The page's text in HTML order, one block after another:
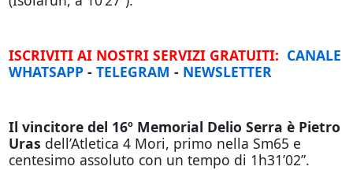
ISCRIVITI AI NOSTRI SERVIZI GRATUITI: CANALE
WHATSAPP- TELEGRAM - NEWSLETTER
Il vincitore del 16º Memorial Delio Serra è Pietro
Uras dell’Atletica 4 Mori, primo nella Sm65 e
centesimo assoluto con un tempo di 1h31’02”.